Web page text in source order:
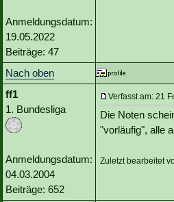
Anmeldungsdatum:
19.05.2022
Beiträge: 47
Nach oben
ff1
1. Bundesliga
Anmeldungsdatum:
04.03.2004
Beiträge: 652
Verfasst am: 21
Die Noten
"vorläufig", alle
Zuletzt bearbeitet